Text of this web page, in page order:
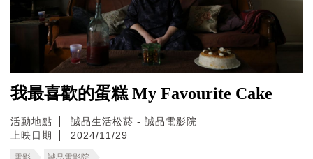
我最喜歡的蛋糕 My Favourite Cake
活動地點
誠品生活松菸 - 誠品電影院
上映日期
2024/11/29